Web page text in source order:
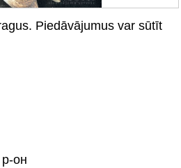
Piedāvājumus var sūtīt
он